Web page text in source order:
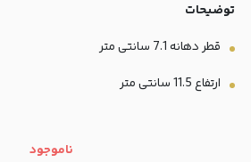
توضیحات
قطر دهانه 7.1 سانتی متر
ارتفاع 11.5 سانتی متر
ناموجود